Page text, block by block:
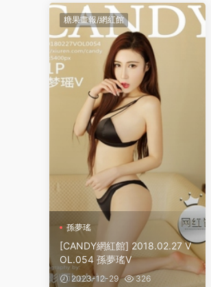
糖果畫報/網紅館
孫夢瑤
[CANDY網紅館] 2018.02.27 V
OL.054 孫夢瑤V
2023-12-29 326